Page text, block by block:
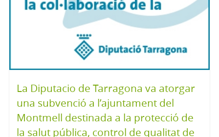
La Diputacio de Tarragona va atorgar
una subvenció a l’ajuntament del
Montmell destinada a la protecció de
la salut pública, control de qualitat de